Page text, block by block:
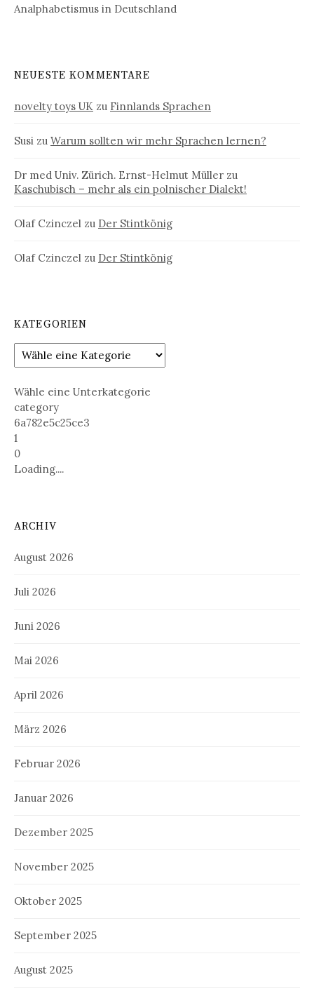
Analphabetismus in Deutschland
NEUESTE KOMMENTARE
novelty toys UK zu Finnlands Sprachen
Susi zu Warum sollten wir mehr Sprachen lernen?
Dr med Univ. Zürich. Ernst-Helmut Müller zu
Kaschubisch – mehr als ein polnischer Dialekt!
Olaf Czinczel zu Der Stintkönig
Olaf Czinczel zu Der Stintkönig
KATEGORIEN
Wähle eine Unterkategorie
category
6a782e5c25ce3
1
0
Loading....
ARCHIV
August 2026
Juli 2026
Juni 2026
Mai 2026
April 2026
März 2026
Februar 2026
Januar 2026
Dezember 2025
November 2025
Oktober 2025
September 2025
August 2025